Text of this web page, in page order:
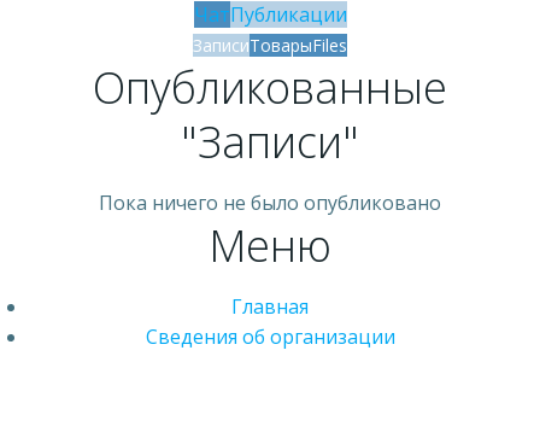
ЧатПубликации
ЗаписиТоварыFiles
Опубликованные
"Записи"
Пока ничего не было опубликовано
Меню
Главная
Сведения об организации